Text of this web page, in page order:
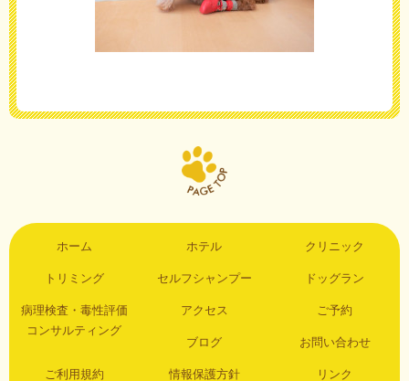
ホーム ホテル クリニック
トリミング セルフシャンプー ドッグラン
病理検査・毒性評価
コンサルティング
アクセス ご予約
ブログ お問い合わせ
ご利用規約 情報保護方針 リンク